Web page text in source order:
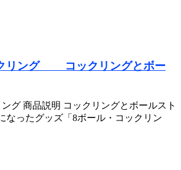
リング コックリングとボー
グ 商品説明 コックリングとボールスト
なったグッズ「8ボール・コックリン